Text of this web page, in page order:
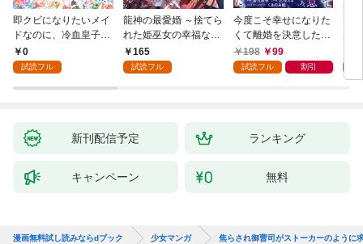
即クビになりたいメイ
ドなのに、冷血皇子に
執着されています第1
話
0
試読フル
龍神の最愛婚 ～捨てら
れた姫巫女の幸福な嫁
入り～: 1
165
試読フル
今度こそ幸せになりた
くて離婚を決意したと
ころ、無表情な旦那様
が「愛してる」と言っ
198 99
試読フル 割引
新刊配信予定 ランキング
キャンペーン 無料
漫画無料試し読みならdブック 少女マンガ 焦らされ御曹司がストーカーのように